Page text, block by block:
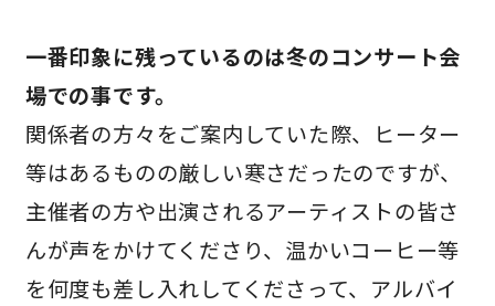
一番印象に残っているのは冬のコンサート会
場での事です。
関係者の方々をご案内していた際、ヒーター
等はあるものの厳しい寒さだったのですが、
主催者の方や出演されるアーティストの皆さ
んが声をかけてくださり、温かいコーヒー等
を何度も差し入れしてくださって、アルバイ